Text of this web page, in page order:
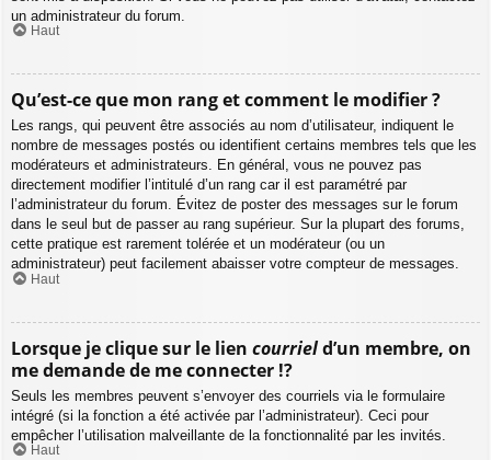
un administrateur du forum.
Haut
Qu’est-ce que mon rang et comment le modifier ?
Les rangs, qui peuvent être associés au nom d’utilisateur, indiquent le
nombre de messages postés ou identifient certains membres tels que les
modérateurs et administrateurs. En général, vous ne pouvez pas
directement modifier l’intitulé d’un rang car il est paramétré par
l’administrateur du forum. Évitez de poster des messages sur le forum
dans le seul but de passer au rang supérieur. Sur la plupart des forums,
cette pratique est rarement tolérée et un modérateur (ou un
administrateur) peut facilement abaisser votre compteur de messages.
Haut
Lorsque je clique sur le lien courrield’un membre, on
me demande de me connecter !?
Seuls les membres peuvent s’envoyer des courriels via le formulaire
intégré (si la fonction a été activée par l’administrateur). Ceci pour
empêcher l’utilisation malveillante de la fonctionnalité par les invités.
Haut